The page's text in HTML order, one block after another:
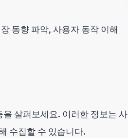
동향 파악, 사용자 동작 이해
살펴보세요. 이러한 정보는 사
수집할 수 있습니다.